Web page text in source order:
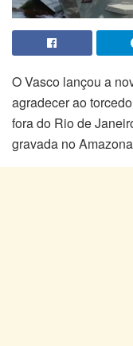
O Vasco lançou a
agradecer ao
fora do Rio de
gravada no